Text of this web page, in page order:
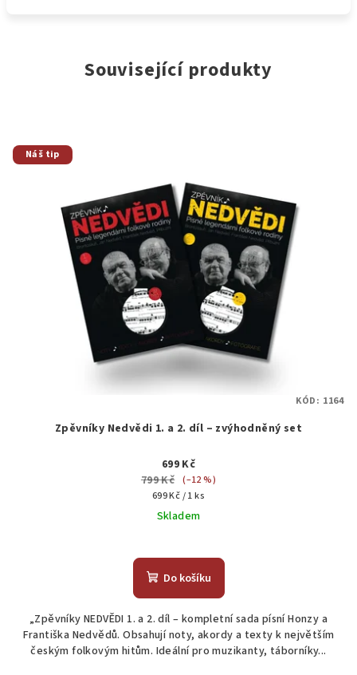
Související produkty
Náš tip
Zpěvníky Nedvědi 1. a 2. díl – zvýhodněný set
699 Kč
799 Kč (–12 %)
Měrná
cena:
699 Kč / 1 ks
Skladem
hodnocení
produktu
z
5
hvězdiček.
Do košíku
„Zpěvníky NEDVĚDI 1. a 2. díl – kompletní sada písní Honzy a
Františka Nedvědů. Obsahují noty, akordy a texty k největším
českým folkovým hitům. Ideální pro muzikanty, táborníky...
KÓD: 1164